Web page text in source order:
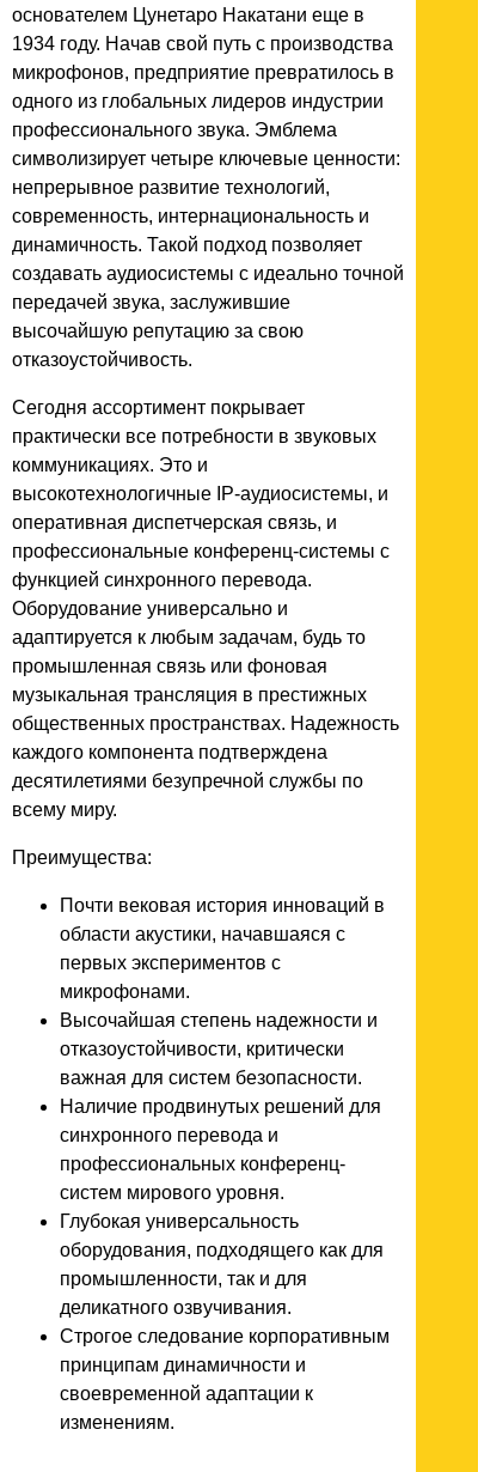
основателем Цунетаро Накатани еще в
1934 году. Начав свой путь с производства
микрофонов, предприятие превратилось в
одного из глобальных лидеров индустрии
профессионального звука. Эмблема
символизирует четыре ключевые ценности:
непрерывное развитие технологий,
современность, интернациональность и
динамичность. Такой подход позволяет
создавать аудиосистемы с идеально точной
передачей звука, заслужившие
высочайшую репутацию за свою
отказоустойчивость.
Сегодня ассортимент покрывает
практически все потребности в звуковых
коммуникациях. Это и
высокотехнологичные IP-аудиосистемы, и
оперативная диспетчерская связь, и
профессиональные конференц-системы с
функцией синхронного перевода.
Оборудование универсально и
адаптируется к любым задачам, будь то
промышленная связь или фоновая
музыкальная трансляция в престижных
общественных пространствах. Надежность
каждого компонента подтверждена
десятилетиями безупречной службы по
всему миру.
Преимущества:
Почти вековая история инноваций в
области акустики, начавшаяся с
первых экспериментов с
микрофонами.
Высочайшая степень надежности и
отказоустойчивости, критически
важная для систем безопасности.
Наличие продвинутых решений для
синхронного перевода и
профессиональных конференц-
систем мирового уровня.
Глубокая универсальность
оборудования, подходящего как для
промышленности, так и для
деликатного озвучивания.
Строгое следование корпоративным
принципам динамичности и
своевременной адаптации к
изменениям.